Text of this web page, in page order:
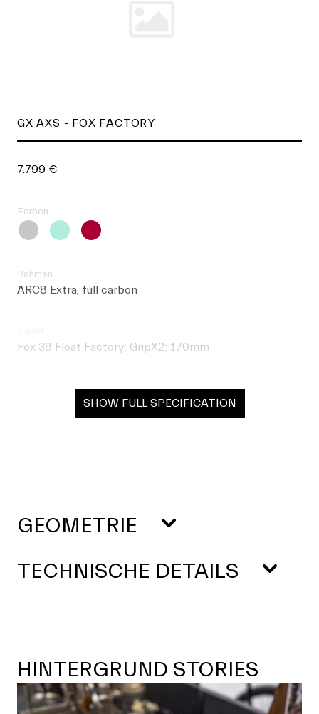
GX AXS - FOX FACTORY
7.799 €
Farben
Rahmen
ARC8 Extra, full carbon
Fox 38 Float Factory; GripX2; 170mm
SHOW FULL SPECIFICATION
GEOMETRIE
TECHNISCHE DETAILS
HINTERGRUND STORIES